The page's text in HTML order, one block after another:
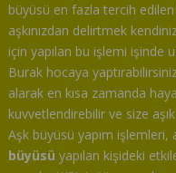
büyüsü en fazla tercih
aşkınızdan delirtmek
için yapılan bu işlemi işinde
Burak hocaya
alarak en kısa zamanda
kuvvetlendirebilir ve size
Aşk büyüsü yapım işlemleri,
büyüsü yapılan kişideki